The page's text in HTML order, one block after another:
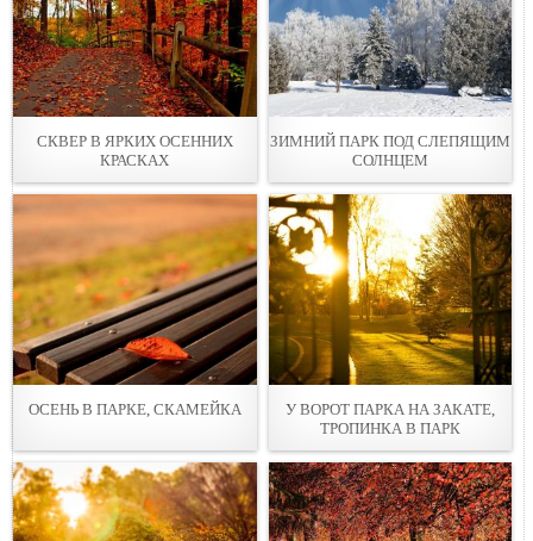
СКВЕР В ЯРКИХ ОСЕННИХ
КРАСКАХ
ЗИМНИЙ ПАРК ПОД СЛЕПЯЩИМ
СОЛНЦЕМ
ОСЕНЬ В ПАРКЕ, СКАМЕЙКА
У ВОРОТ ПАРКА НА ЗАКАТЕ,
ТРОПИНКА В ПАРК